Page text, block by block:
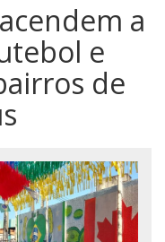
a
e
de